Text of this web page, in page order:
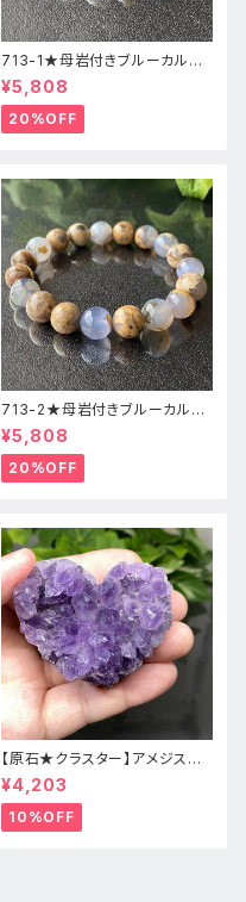
713-1★母岩付きブルーカルセ
ドニー【高品質】天然石ブレスレ
ットパワーストーン
¥5,808
20%OFF
713-2★母岩付きブルーカルセ
ドニー【高品質】天然石ブレスレ
ットパワーストーン
¥5,808
20%OFF
【原石★クラスター】アメジスト
★ハート形★cp-071天然石パ
ワーストーン★インテリア置物
¥4,203
10%OFF